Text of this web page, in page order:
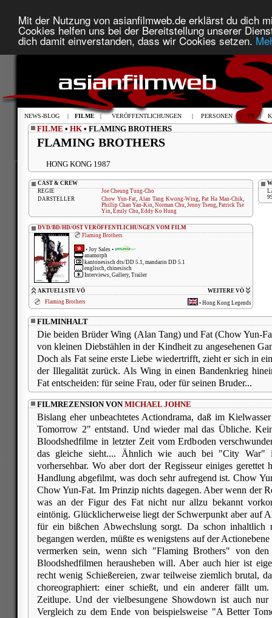
Mit der Nutzung von asianfilmweb.de erklärst du dich
Cookies helfen uns bei der Bereitstellung unserer
dich damit einverstanden, dass wir Cookies setzen.
NEWS-BLOG | FILME | VERÖFFENTLICHUNGEN | PERSONEN | TV |
FILME • HK • FLAMING BROTHERS
FLAMING BROTHERS
HONG KONG 1987
CAST & CREW
REGIE
Joe Cheung Tung-Cho
DARSTELLER
Chow Yun-Fat, Alan Tang Kwong-Wing, Pat Ha Man-Chik,
Phillip Chan Yan-Kin, Norman Chu, Jenny Tseng, Patrick Tse
Yin, Emily Chu, Eddy Ko Hung
DVD/BD/HD/OST VERÖFFENTLICHUNGEN VOM FILM
Flaming Brothers
• Joy Sales •
anamorph
kantonesisch dts/DD 5.1, mandarin DD 5.1
englisch, chinesisch
Interviews, Gallery, Trailer
WEITERE VÖ
AKTUELLSTE VÖ
Flaming Brothers
• Hong Kong Legends
FILMINHALT
Die beiden Brüder Wing (Alan Tang) und Fat (Chow Yun-
von kleinen Diebstählen in der Kindheit zu angesehenen
Doch als Fat seine erste Liebe wiedertrifft, zieht er sich in
der Illegalität zurück. Als Wing in einen Bandenkrieg
Fat entscheiden: für seine Frau, oder für seinen Bruder...
FILMREZENSION VONMICHAEL JOHNE
Bislang eher unbeachtetes Actiondrama, daß im
Tomorrow 2" entstand. Und wieder mal das Übliche.
Bloodshedfilme in letzter Zeit vom Erdboden
das gleiche sieht.... Ähnlich wie auch bei "City War"
vorhersehbar. Wo aber dort der Regisseur einiges
Handlung abgefilmt, was doch sehr aufregend ist. Chow
Chow Yun-Fat. Im Prinzip nichts dagegen. Aber wenn der
was an der Figur des Fat nicht nur allzu bekannt
eintönig. Glücklicherweise liegt der Schwerpunkt aber auf
für ein bißchen Abwechslung sorgt. Da schon inhaltlich
begangen werden, müßte es wenigstens auf der
vermerken sein, wenn sich "Flaming Brothers" von den
Bloodshedfilmen herausheben will. Aber auch hier ist
recht wenig Schießereien, zwar teilweise ziemlich brutal,
choreographiert: einer schießt, und ein anderer fällt
Zeitlupe. Und der vielbesungene Showdown ist auch
Vergleich zu dem Ende von beispielsweise "A Better